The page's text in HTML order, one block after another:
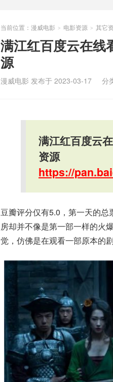
当前位置： 漫威电影 > 电影资源 > 其它
满江红百度云在线
源
漫威电影 发布于 2023-03-17 分
满江红百度云
资源
https://
豆瓣评分仅有5.0，第一天的总
房却并不像是第一部一样的火
觉，仿佛是在观看一部原本的剧